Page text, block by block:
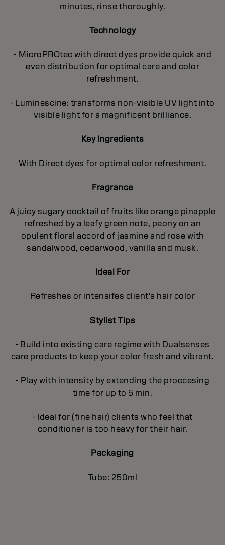
minutes, rinse thoroughly.
Technology
- MicroPROtec with direct dyes provide quick and
even distribution for optimal care and color
refreshment.
- Luminescine: transforms non-visible UV light into
visible light for a magnificent brilliance.
Key Ingredients
With Direct dyes for optimal color refreshment.
Fragrance
A juicy sugary cocktail of fruits like orange pinapple
refreshed by a leafy green note, peony on an
opulent floral accord of jasmine and rose with
sandalwood, cedarwood, vanilla and musk.
Ideal For
Refreshes or intensifes client's hair color
Stylist Tips
- Build into existing care regime with Dualsenses
care products to keep your color fresh and vibrant.
- Play with intensity by extending the proccesing
time for up to 5 min.
- Ideal for (fine hair) clients who feel that
conditioner is too heavy for their hair.
Packaging
Tube: 250ml